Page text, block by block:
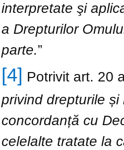
interpretate şi
a Drepturilor
parte.”
[4] Potrivit art. 20
privind drepturile
concordanță cu
celelalte tratate la